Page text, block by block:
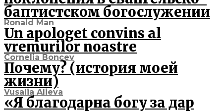
баптистском богослужении
Ronald Man
Un apologet convins al
vremurilor noastre
Cornelia Boncev
Почему? (история моей
жизни)
Vusalia Alieva
«Я благодарна богу за дар